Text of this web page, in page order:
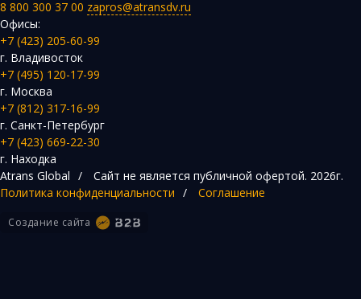
8 800 300 37 00 zapros@atransdv.ru
Офисы:
+7 (423) 205-60-99
г. Владивосток
+7 (495) 120-17-99
г. Москва
+7 (812) 317-16-99
г. Санкт-Петербург
+7 (423) 669-22-30
г. Находка
Atrans Global / Сайт не является публичной офертой. 2026г.
Политика конфиденциальности / Соглашение
Создание сайта